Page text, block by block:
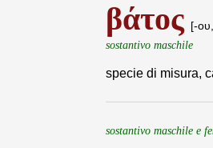
βάτος [-
sostantivo maschile
specie di misura,
sostantivo maschile e